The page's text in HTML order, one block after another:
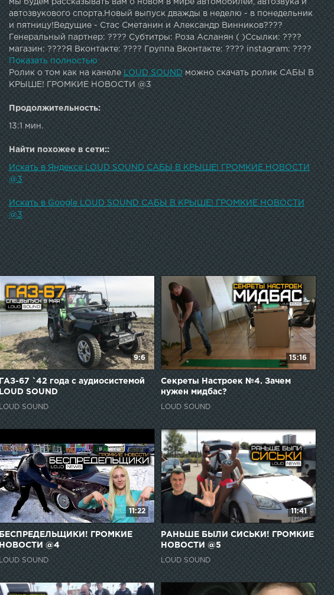
мы будем рассказывать вам о новом в мире автомобилей, автозвука и
автозвукового спорта.Новый выпуск дважды в неделю - в понедельник
и пятницу!Ведущие - Стас Сметанин и Александр Винников????
Генеральный партнер: ???? Субтитры: Роза Асланян ( )Ссылки: ????
магазин: ????Я Вконтакте: ???? Группа Вконтакте: ???? instagram: ????
соц. сеть: ???? второй канал: ???? Блог на Drive2: ???? Наши машины
на Drive2: ???? Анти-автозвук: ???? Чат в телеграм: ???? Канал в
телеграм: ???? подписаться: Автозвук (caraudio)LOUD SOUND ®
Показать полностью
Ролик о том как на канелеLOUD SOUNDможно скачать ролик САБЫ В
КРЫШЕ! ГРОМКИЕ НОВОСТИ @3
Продолжительность:
13:1 мин.
Найти похожее в сети::
Искать в Яндексе LOUD SOUND САБЫ В КРЫШЕ! ГРОМКИЕ НОВОСТИ
@3
Искать в Google LOUD SOUND САБЫ В КРЫШЕ! ГРОМКИЕ НОВОСТИ
@3
9:6
ГАЗ-67 `42 года с аудиосистемой
LOUD SOUND
LOUD SOUND
15:16
Секреты Настроек №4. Зачем
нужен мидбас?
LOUD SOUND
11:22
БЕСПРЕДЕЛЬЩИКИ! ГРОМКИЕ
НОВОСТИ @4
LOUD SOUND
11:41
РАНЬШЕ БЫЛИ CИCЬKИ! ГРОМКИЕ
НОВОСТИ @5
LOUD SOUND